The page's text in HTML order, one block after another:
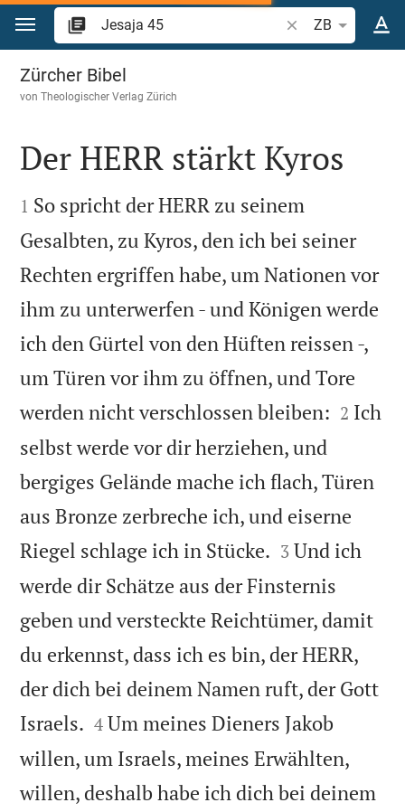
Zum Inhalt springen
Bibelstelle oder
ZB
Jesaja 45
Zürcher Bibel
vonTheologischer Verlag Zürich

Der HERR stärkt Kyros

1 So spricht der HERR zu seinem
Gesalbten, zu Kyros, den ich bei seiner
Rechten ergriffen habe, um Nationen vor
ihm zu unterwerfen - und Königen werde
ich den Gürtel von den Hüften reissen -,
um Türen vor ihm zu öffnen, und Tore
werden nicht verschlossen bleiben: 

2 Ich
selbst werde vor dir herziehen, und
bergiges Gelände mache ich flach, Türen
aus Bronze zerbreche ich, und eiserne
Riegel schlage ich in Stücke. 

3 Und ich
werde dir Schätze aus der Finsternis
geben und versteckte Reichtümer, damit
du erkennst, dass ich es bin, der HERR,
der dich bei deinem Namen ruft, der Gott
Israels. 

4 Um meines Dieners Jakob
willen, um Israels, meines Erwählten,
willen, deshalb habe ich dich bei deinem